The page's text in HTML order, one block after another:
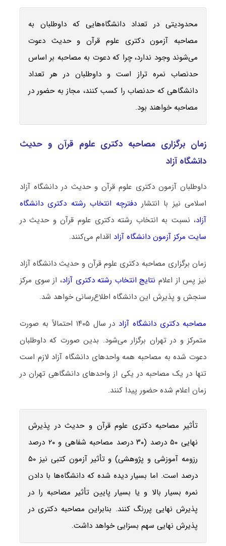
محدودیتی در تعداد دانشگاه‌هایی که داوطلبان به
مصاحبه آزمون دکتری علوم قرآن و حدیث دعوت
می‌شوند وجود ندارد، چرا که دعوت به مصاحبه بر اساس
حدنصاب نمره تراز است و داوطلبان در هر تعداد
دانشگاهی که حدنصاب را کسب کنند، مجاز به حضور در
مصاحبه خواهند بود.
زمان برگزاری مصاحبه دکتری علوم قرآن و حدیث
دانشگاه آزاد
داوطلبان آزمون دکتری علوم قرآن و حدیث در دانشگاه آزاد
اسلامی نیز با انتشار دفترچه انتخاب رشته دکتری دانشگاه
آزاد، نسبت به انتخاب رشته دکتری علوم قرآن و حدیث در
سایت مرکز آزمون دانشگاه آزاد اقدام می‌کنند.
زمان برگزاری مصاحبه دکتری علوم قرآن و حدیث دانشگاه آزاد
نیز پس از اعلام نتایج انتخاب رشته دکتری آزاد، از سوی مرکز
سنجش و پذیرش این دانشگاه اطلاع‌رسانی خواهد شد.
مصاحبه دکتری دانشگاه آزاد
در سال ۱۴۰۵ احتمالاً به صورت
متمرکز و در تهران برگزار می‌شود. بدین صورت که داوطلبان
دعوت‌ شده به مصاحبه همه واحدهای دانشگاه آزاد لازم است
تنها در یک مصاحبه در یکی از واحدهای دانشگاهی تهران در
زمان اعلام‌ شده حضور پیدا کنند.
تأثیر مصاحبه دکتری علوم قرآن و حدیث در پذیرش
نهایی ۵۰ درصد (۳۰ درصد مصاحبه شفاهی و ۲۰ درصد
رزومه آموزشی و پژوهشی) و تأثیر آزمون کتبی نیز ۵۰
درصد است. اما بسیار دیده شده که دانشگاه‌ها با دادن
نمره بسیار بالا و یا بسیار پایین تأثیر مصاحبه را در
پذیرش نهایی پررنگ کنند. بنابراین مصاحبه دکتری در
پذیرش نهایی سهم بسزایی خواهد داشت.